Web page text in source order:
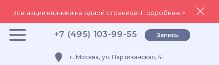
Все акции клиники на одной странице. Подробнее >
+7 (495) 103-99-55 Запись
г. Москва, ул. Партизанская, 41